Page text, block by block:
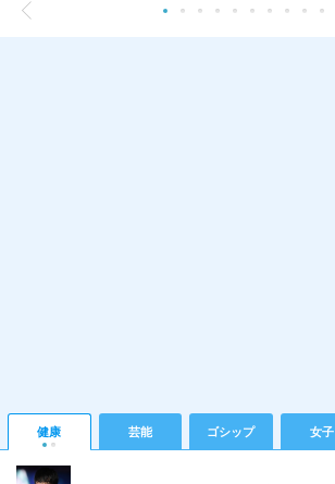
健康 芸能 ゴシップ 女子